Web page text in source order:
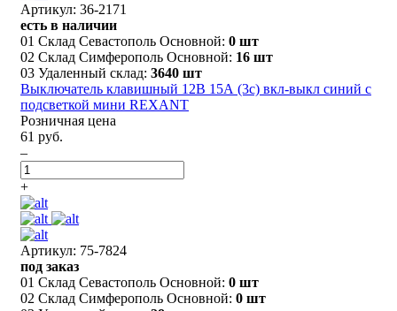
Артикул: 36-2171
есть в наличии
01 Склад Севастополь Основной: 0 шт
02 Склад Симферополь Основной: 16 шт
03 Удаленный склад: 3640 шт
Выключатель клавишный 12В 15А (3с) вкл-выкл синий с
подсветкой мини REXANT
Розничная цена
61 руб.
–
+
Артикул: 75-7824
под заказ
01 Склад Севастополь Основной: 0 шт
02 Склад Симферополь Основной: 0 шт